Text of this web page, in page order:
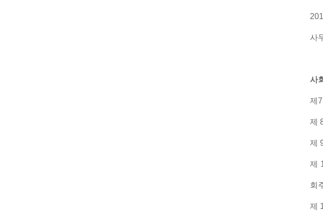
사
사
제
제
제
제
회
제